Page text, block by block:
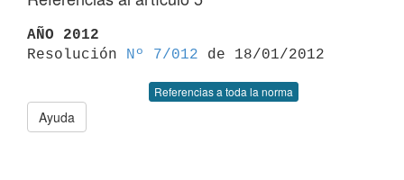
AÑO 2012
Resolución
Nº 7/012
Referencias a toda la norma
Ayuda